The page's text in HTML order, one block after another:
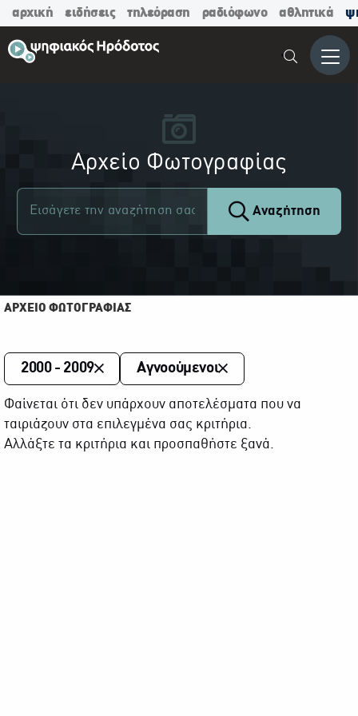
αρχική ειδήσεις τηλεόραση ραδιόφωνο αθλητικά
Μενού
Αρχείο Φωτογραφίας
Αναζήτηση
ΑΡΧΕΙΟ ΦΩΤΟΓΡΑΦΙΑΣ
2000 - 2009 Αγνοούμενοι
Φαίνεται ότι δεν υπάρχουν αποτελέσματα που να
ταιριάζουν στα επιλεγμένα σας κριτήρια.
Αλλάξτε τα κριτήρια και προσπαθήστε ξανά.